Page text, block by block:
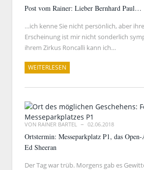
Post vom Rainer: Lieber Bernhard Paul…
…ich kenne Sie nicht persönlich, aber
Erscheinung ist mir nicht sonderlich
ihrem Zirkus Roncalli kann ich…
WEITERLESEN
VON RAINER BARTEL 02.06.2018
Ortstermin: Messeparkplatz P1, das
Ed Sheeran
Der Tag war trüb. Morgens gab es